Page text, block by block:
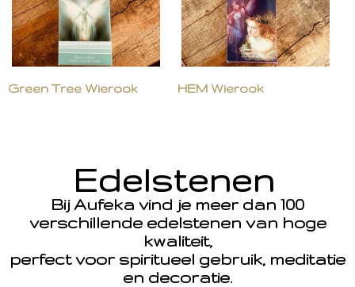
Green Tree Wierook HEM Wierook
Edelstenen
Bij Aufeka vind je meer dan 100
verschillende edelstenen van hoge
kwaliteit,
perfect voor spiritueel gebruik, meditatie
en decoratie.